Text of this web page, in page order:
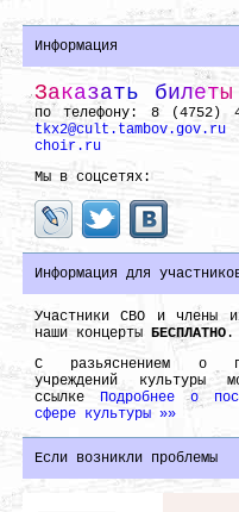
Информация
Заказать билеты
по телефону: 8 (4752)
tkx2@cult.tambov.gov.ru
choir.ru
Мы в соцсетях:
Информация для
Участники СВО и члены
наши концерты БЕСПЛАТНО.
С разьяснением о
учреждений культуры
ссылке Подробнее о
сфере культуры »»
Если возникли проблемы